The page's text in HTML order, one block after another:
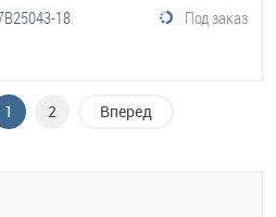
Под заказ
18
1 2 Вперед